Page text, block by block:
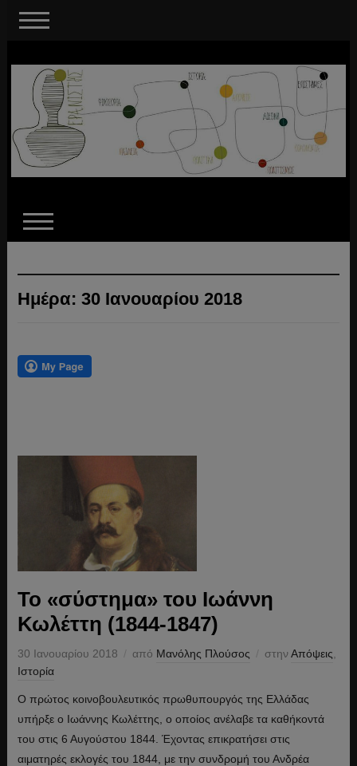
Ημέρα: 30 Ιανουαρίου 2018
Το «σύστημα» του Ιωάννη
Κωλέττη (1844-1847)
30 Ιανουαρίου 2018 από Μανόλης Πλούσος στηνΑπόψεις
Ιστορία
Ο πρώτος κοινοβουλευτικός πρωθυπουργός της Ελλάδας
υπήρξε ο Ιωάννης Κωλέττης, ο οποίος ανέλαβε τα καθήκοντά
του στις 6 Αυγούστου 1844. Έχοντας επικρατήσει στις
αιματηρές εκλογές του 1844, με την συνδρομή του Ανδρέα